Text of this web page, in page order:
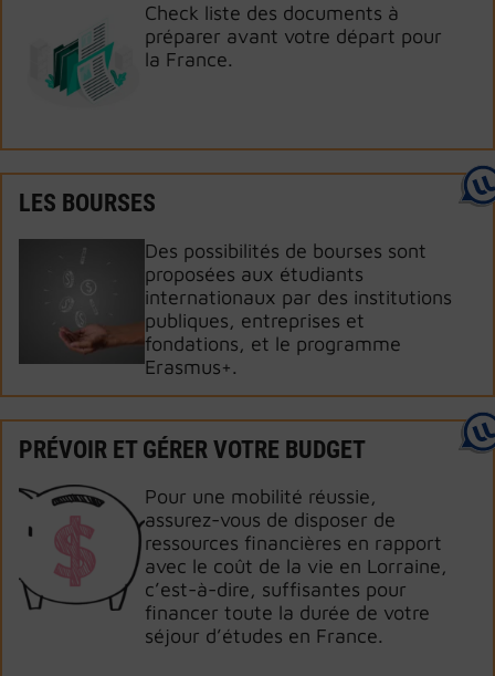
Check liste des documents à
préparer avant votre départ pour
la France.
LES BOURSES
Des possibilités de bourses sont
proposées aux étudiants
internationaux par des institutions
publiques, entreprises et
fondations, et le programme
Erasmus+.
PRÉVOIR ET GÉRER VOTRE BUDGET
Pour une mobilité réussie,
assurez-vous de disposer de
ressources financières en rapport
avec le coût de la vie en Lorraine,
c’est-à-dire, suffisantes pour
financer toute la durée de votre
séjour d’études en France.